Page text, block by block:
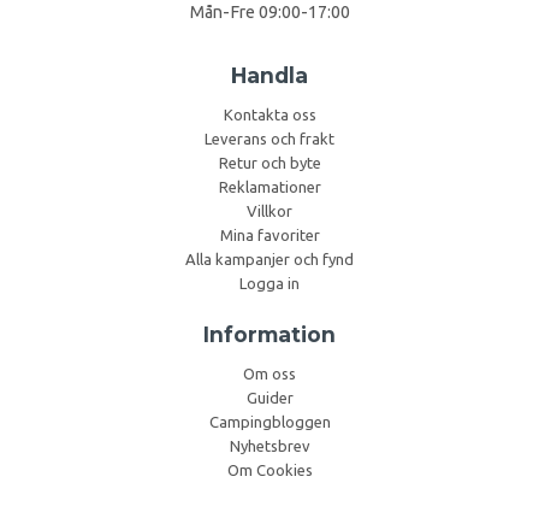
Mån-Fre 09:00-17:00
Handla
Kontakta oss
Leverans och frakt
Retur och byte
Reklamationer
Villkor
Mina favoriter
Alla kampanjer och fynd
Logga in
Information
Om oss
Guider
Campingbloggen
Nyhetsbrev
Om Cookies